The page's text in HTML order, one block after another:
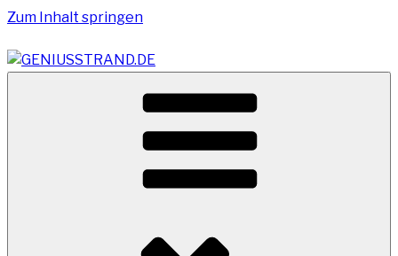
Zum Inhalt springen
GENIUSSTRAND.DE
Vom Geniusstrand zum JadeWeserPort/Container
Terminal Wilhelmshaven